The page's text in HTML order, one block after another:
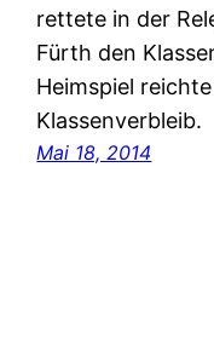
rettete in der
Fürth den
Heimspiel
Klassenverbleib.
Mai 18, 2014